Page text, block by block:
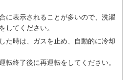
に表示されることが多いので、洗濯
してください。
た時は、ガスを止め、自動的に冷却
転終了後に再運転をしてください。